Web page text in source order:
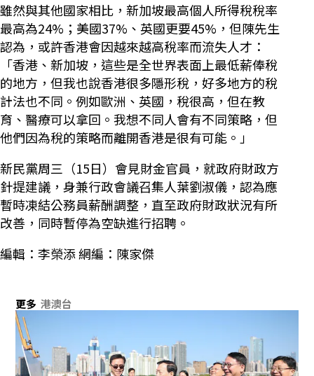
雖然與其他國家相比，新加坡最高個人所得稅稅率
最高為24%；美國37%、英國更要45%，但陳先生
認為，或許香港會因越來越高稅率而流失人才：
「香港、新加坡，這些是全世界表面上最低薪俸稅
的地方，但我也說香港很多隱形稅，好多地方的稅
計法也不同。例如歐洲、英國，稅很高，但在教
育、醫療可以拿回。我想不同人會有不同策略，但
他們因為稅的策略而離開香港是很有可能。」
新民黨周三（15日）會見財金官員，就政府財政方
針提建議，身兼行政會議召集人葉劉淑儀，認為應
暫時凍結公務員薪酬調整，直至政府財政狀況有所
改善，同時暫停為空缺進行招聘。
編輯：李榮添 網編：陳家傑
更多 港澳台